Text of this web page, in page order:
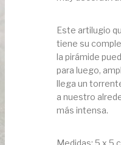
Este artilugio
tiene su
la pirámide
para luego,
llega un
a nuestro
más intensa.
Medidas: 5 x 5